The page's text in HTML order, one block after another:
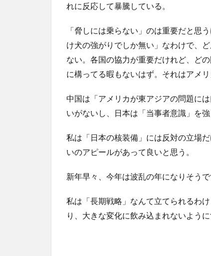
れに反応して暴騰している。
「脅しには乗らない」のは重要だと思
け犬の強がりでしか無い」なわけで、
ない。各国の協力が重要だけれど、ど
に構ってる暇もないはず。それはアメリ
中国は「アメリカが東アジアの問題に
いがないし、日本は「当事者意識」を
私は「日本の核装備」には反対の立場
いのアピールがあって良いと思う。
新年早々、今年は波乱の年になりそうで
私は「長期戦略」なんて立てられるわ
り、大きな変化に飲み込まれないように